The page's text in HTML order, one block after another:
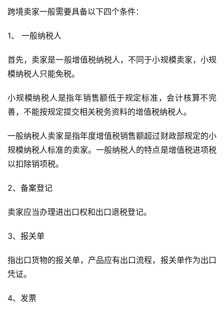
页
全
球
店
跨境卖家一般需要具备以下四个条件：
1、 一般纳税人
首先，卖家是一般增值税纳税人，不同于小规模卖家，小规
模纳税人只能免税。
小规模纳税人是指年销售额低于规定标准，会计核算不完
善，不能按规定提交相关税务资料的增值税纳税人。
一般纳税人卖家是指年度增值税销售额超过财政部规定的小
规模纳税人标准的卖家。一般纳税人的特点是增值税进项税
以扣除销项税。
2、备案登记
卖家应当办理进出口权和出口退税登记。
3、报关单
指出口货物的报关单，产品应有出口流程，报关单作为出口
凭证。
4、发票